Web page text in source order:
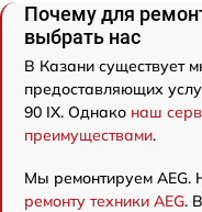
Почему для
выбрать нас
В Казани существует
предоставляющих
90 IX. Однако наш
преимуществами.
Мы ремонтируем AEG.
ремонту техники AEG.